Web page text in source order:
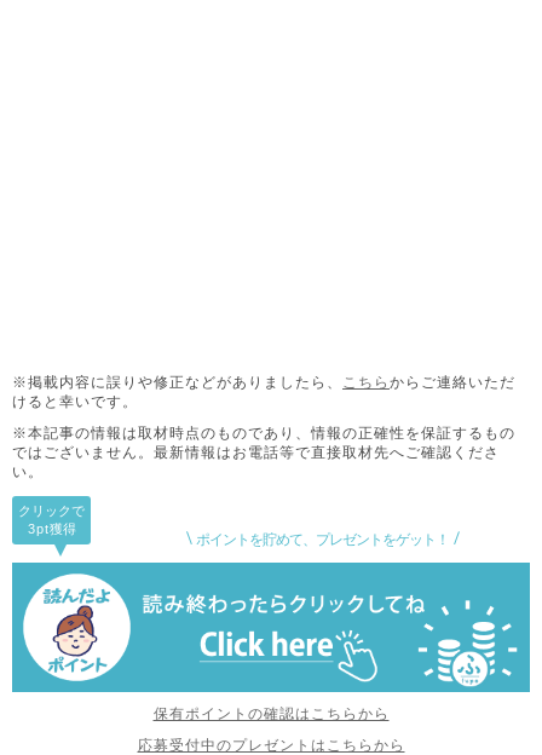
※掲載内容に誤りや修正などがありましたら、 こちら からご連絡いただ
けると幸いです。
※本記事の情報は取材時点のものであり、情報の正確性を保証するもの
ではございません。 最新情報はお電話等で直接取材先へご確認くださ
い。
ポイントを貯めて、プレゼントをゲット！
クリックで
3pt獲得
保有ポイントの確認はこちらから
応募受付中のプレゼントはこちらから